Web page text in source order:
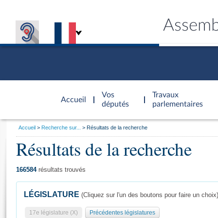
Accueil
d'accueil
Vos
députés
Travaux
parlementaires
Général
Vous
Accueil Recherche sur... Résultats de la recherche
Résultats de la recherche
166584résultats trouvés
LÉGISLATURE (Cliquez sur l'un des boutons pour faire un choix)
17e législature (X) Précédentes législatures